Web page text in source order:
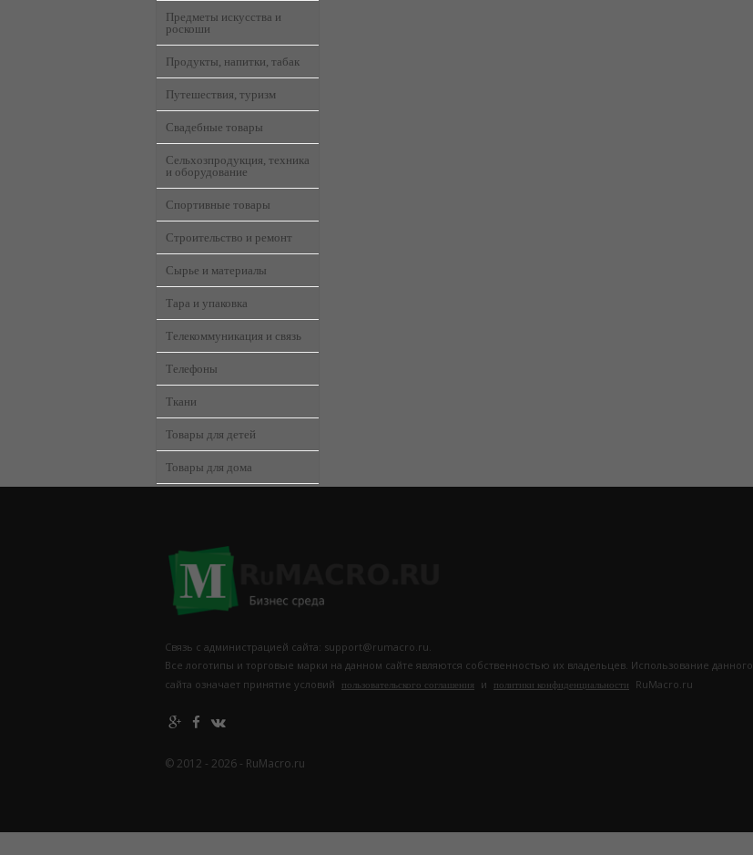
Предметы искусства и
роскоши
Продукты, напитки, табак
Путешествия, туризм
Свадебные товары
Сельхозпродукция, техника
и оборудование
Спортивные товары
Строительство и ремонт
Сырье и материалы
Тара и упаковка
Телекоммуникация и связь
Телефоны
Ткани
Товары для детей
Товары для дома
Связь с администрацией сайта: support@rumacro.ru.
Все логотипы и торговые марки на данном сайте являются собственностью их владельцев. Использование данного
сайта означает принятие условий
пользовательского соглашения и политики конфиденциальности RuMacro.ru
© 2012 - 2026 - RuMacro.ru